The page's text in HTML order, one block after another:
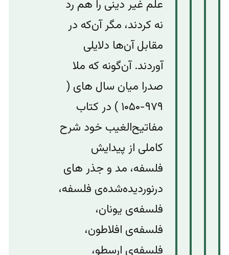
علم غیر دینی را هم رد
نه کردند، مگر آن‌که در
مقابل آن‌ها دلایلی
آوردند. آن‌گونه که ملا
صدرا میان سال های (
۹۷۹-۱۰۵۰ ) در کتاب
مفاتیح‌الغیب خود شرح
کاملی از پیدایش
فلسفه، مد و جذر های
درنوردیده‌‌شده‌ی فلسفه،
فلسفه‌ی یونان،
فلسفه‌ی افلاطون،
فلسفه‌ی ارسطو،